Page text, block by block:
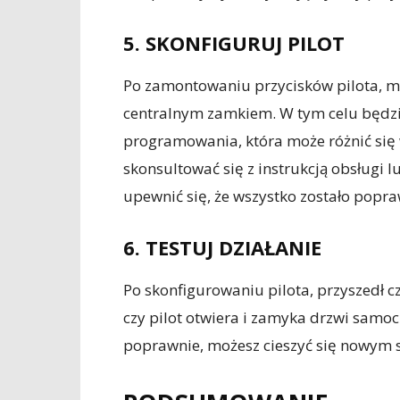
5. SKONFIGURUJ PILOT
Po zamontowaniu przycisków pilota,
centralnym zamkiem. W tym celu
programowania, która może różnić
skonsultować się z instrukcją obsługi
upewnić się, że wszystko zostało
6. TESTUJ DZIAŁANIE
Po skonfigurowaniu pilota, przyszedł
czy pilot otwiera i zamyka drzwi
poprawnie, możesz cieszyć się